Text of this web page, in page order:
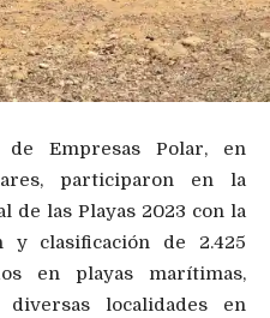
de Empresas Polar, en
participaron en la
de las Playas 2023 con la
y clasificación de 2.425
en playas marítimas,
localidades en